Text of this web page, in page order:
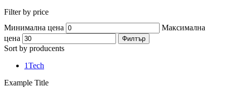
Filter by price
Минимална цена
Максимална
цена
Филтър
Sort by producents
1Tech
Example Title